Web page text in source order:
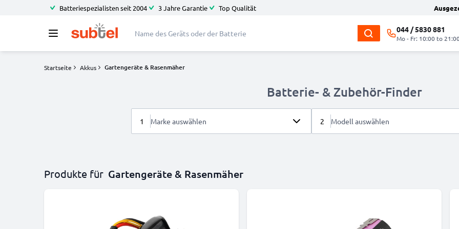
Batteriespezialisten seit 2004 3 Jahre Garantie Top Qualität
044 / 5830 881
Mo - Fr: 10:00 to 21:00
Startseite Akkus Gartengeräte & Rasenmäher
Batterie- & Zubehör-Finder
1 Marke auswählen 2 Modell auswählen
Produkte für Gartengeräte & Rasenmäher